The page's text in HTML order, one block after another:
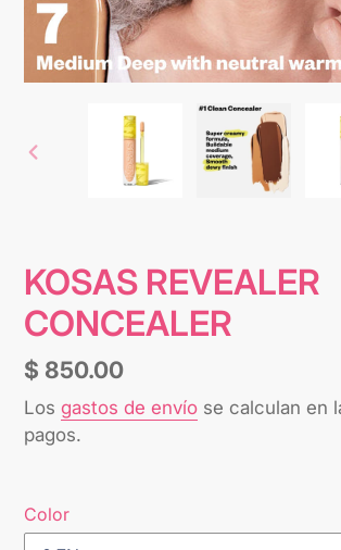
ANTERIOR
KOSAS REVEALER
CONCEALER
Precio
habitual
$ 850.00
Los gastos de envío se calculan en
pagos.
Color